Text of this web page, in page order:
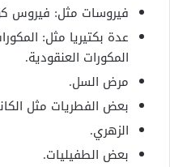
فيروسات مثل: فيروس
عدة بكتيريا مثل:
المكورات العنقودية.
مرض السل.
بعض الفطريات مثل
الزهري.
بعض الطفيليات.